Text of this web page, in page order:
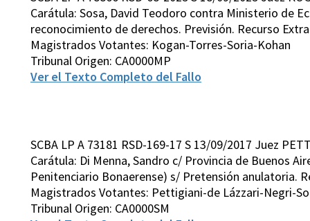
Carátula: Sosa, David Teodoro contra Ministerio de
reconocimiento de derechos. Previsión. Recurso
Magistrados Votantes: Kogan-Torres-Soria-Kohan
Tribunal Origen: CA0000MP
Ver el Texto Completo del Fallo
SCBA LP A 73181 RSD-169-17 S 13/09/2017 Juez
Carátula: Di Menna, Sandro c/ Provincia de Buenos
Penitenciario Bonaerense) s/ Pretensión anulatoria.
Magistrados Votantes: Pettigiani-de Lázzari-Negri-
Tribunal Origen: CA0000SM